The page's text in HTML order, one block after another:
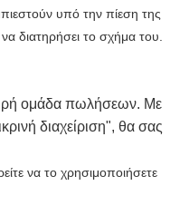
υπό την πίεση της
διατηρήσει το σχήμα του.
ομάδα πωλήσεων. Με
διαχείριση", θα σας
να το χρησιμοποιήσετε